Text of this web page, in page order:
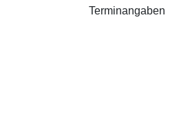
Terminangaben